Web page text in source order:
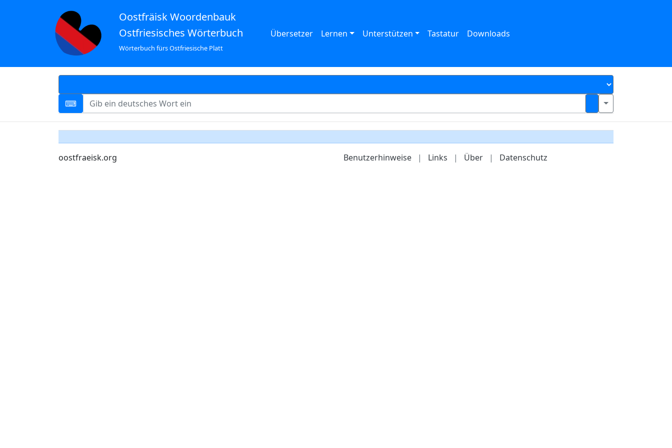
Oostfräisk Woordenbauk
Ostfriesisches Wörterbuch
Wörterbuch fürs Ostfriesische Platt
Übersetzer Lernen Unterstützen Tastatur Downloads
oostfraeisk.org Benutzerhinweise | Links | Über | Datenschutz